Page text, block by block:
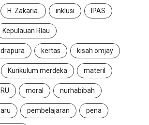
H. Zakaria. inklusi IPAS
Kepulauan RIau
kertas kisah omjay
Kurikulum merdeka materil
moral nurhabibah
pembelajaran pena